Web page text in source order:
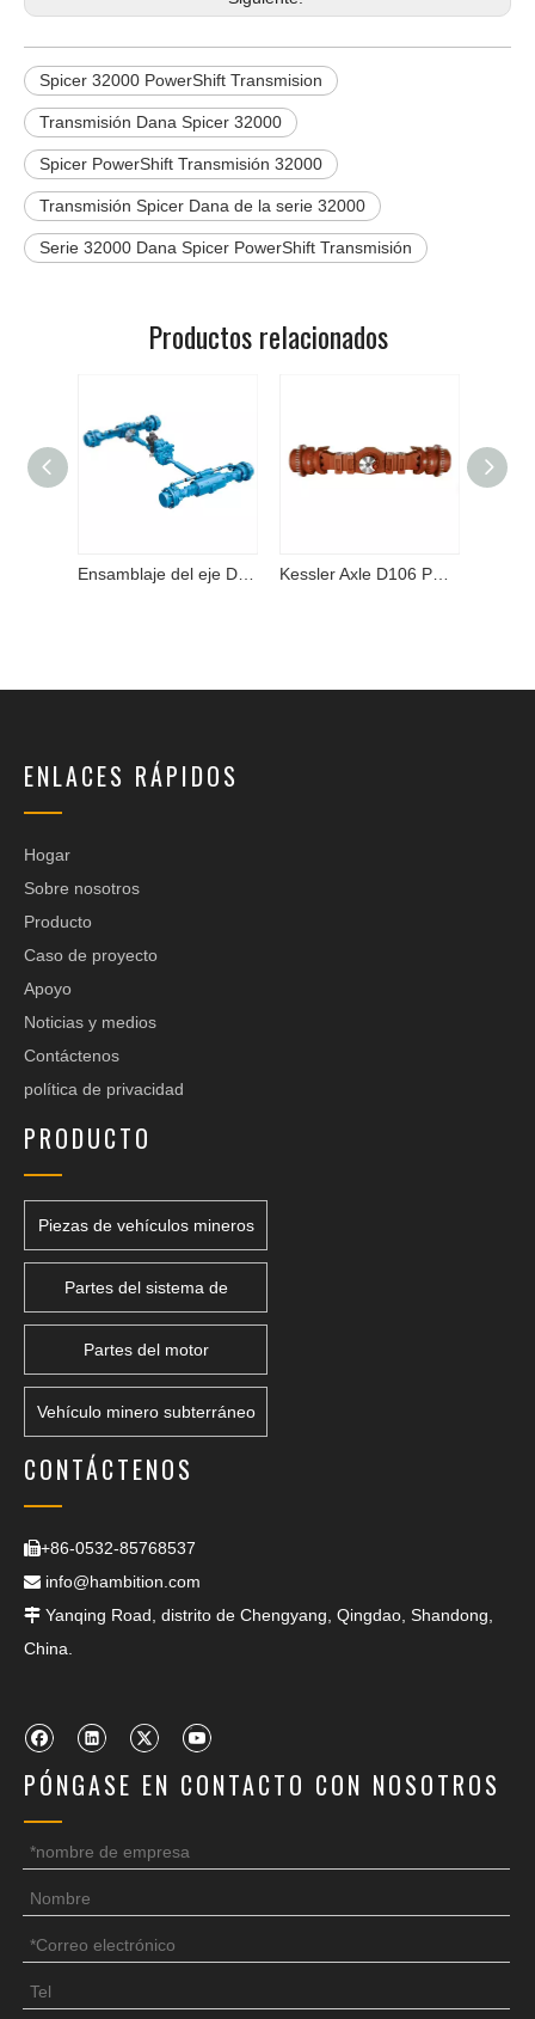
Spicer 32000 PowerShift Transmision
Transmisión Dana Spicer 32000
Spicer PowerShift Transmisión 32000
Transmisión Spicer Dana de la serie 32000
Serie 32000 Dana Spicer PowerShift Transmisión
Productos relacionados
ENLACES RÁPIDOS
Hogar
Sobre nosotros
Producto
Caso de proyecto
Apoyo
Noticias y medios
Contáctenos
política de privacidad
PRODUCTO
Piezas de vehículos mineros
Partes del sistema de
Partes del motor
Vehículo minero subterráneo
CONTÁCTENOS
+86-0532-85768537
 info@hambition.com
 Yanqing Road, distrito de Chengyang, Qingdao, Shandong,
China.
PÓNGASE EN CONTACTO CON NOSOTROS